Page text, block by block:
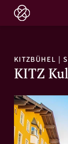
DE
KITZBÜHEL |
KITZ